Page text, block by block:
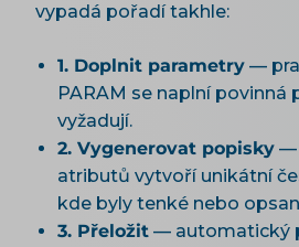
vypadá pořadí takhle:
1. Doplnit parametry —
PARAM se naplní povinná
vyžadují.
2. Vygenerovat popisky —
atributů vytvoří unikátní
kde byly tenké nebo
3. Přeložit — automatický